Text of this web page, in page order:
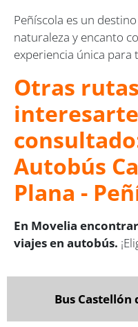
Peñíscola es un
naturaleza y encanto
experiencia única para
Otras
Autobús
Plana -
En Movelia
viajes en autobús.
Bus Castellón